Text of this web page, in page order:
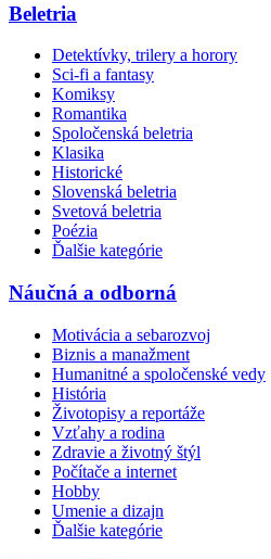
Beletria
Detektívky, trilery a horory
Sci-fi a fantasy
Komiksy
Romantika
Spoločenská beletria
Klasika
Historické
Slovenská beletria
Svetová beletria
Poézia
Ďalšie kategórie
Náučná a odborná
Motivácia a sebarozvoj
Biznis a manažment
Humanitné a spoločenské vedy
História
Životopisy a reportáže
Vzťahy a rodina
Zdravie a životný štýl
Počítače a internet
Hobby
Umenie a dizajn
Ďalšie kategórie